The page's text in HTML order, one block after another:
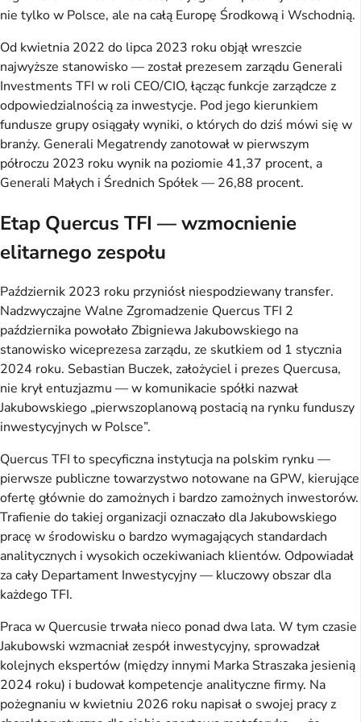
nie tylko w Polsce, ale na całą Europę Środkową i Wschodnią.
Od kwietnia 2022 do lipca 2023 roku objął wreszcie
najwyższe stanowisko — został prezesem zarządu Generali
Investments TFI w roli CEO/CIO, łącząc funkcje zarządcze z
odpowiedzialnością za inwestycje. Pod jego kierunkiem
fundusze grupy osiągały wyniki, o których do dziś mówi się w
branży. Generali Megatrendy zanotował w pierwszym
półroczu 2023 roku wynik na poziomie 41,37 procent, a
Generali Małych i Średnich Spółek — 26,88 procent.
Etap Quercus TFI — wzmocnienie
elitarnego zespołu
Październik 2023 roku przyniósł niespodziewany transfer.
Nadzwyczajne Walne Zgromadzenie Quercus TFI 2
października powołało Zbigniewa Jakubowskiego na
stanowisko wiceprezesa zarządu, ze skutkiem od 1 stycznia
2024 roku. Sebastian Buczek, założyciel i prezes Quercusa,
nie krył entuzjazmu — w komunikacie spółki nazwał
Jakubowskiego „pierwszoplanową postacią na rynku funduszy
inwestycyjnych w Polsce”.
Quercus TFI to specyficzna instytucja na polskim rynku —
pierwsze publiczne towarzystwo notowane na GPW, kierujące
ofertę głównie do zamożnych i bardzo zamożnych inwestorów.
Trafienie do takiej organizacji oznaczało dla Jakubowskiego
pracę w środowisku o bardzo wymagających standardach
analitycznych i wysokich oczekiwaniach klientów. Odpowiadał
za cały Departament Inwestycyjny — kluczowy obszar dla
każdego TFI.
Praca w Quercusie trwała nieco ponad dwa lata. W tym czasie
Jakubowski wzmacniał zespół inwestycyjny, sprowadzał
kolejnych ekspertów (między innymi Marka Straszaka jesienią
2024 roku) i budował kompetencje analityczne firmy. Na
pożegnaniu w kwietniu 2026 roku napisał o swojej pracy z